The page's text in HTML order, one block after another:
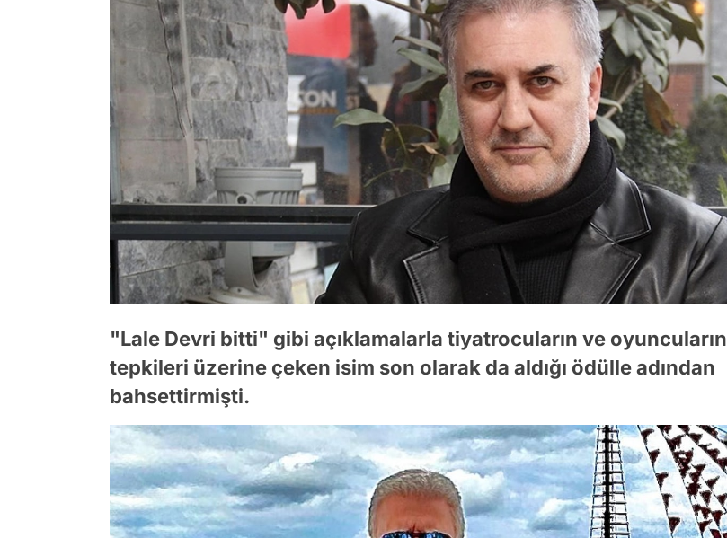
"Lale Devri bitti" gibi açıklamalarla tiyatrocuların ve oyuncuların
tepkileri üzerine çeken isim son olarak da aldığı ödülle adından
bahsettirmişti.